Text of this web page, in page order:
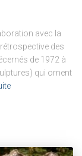
avec la
rétrospective des
de 1972 à
qui ornent